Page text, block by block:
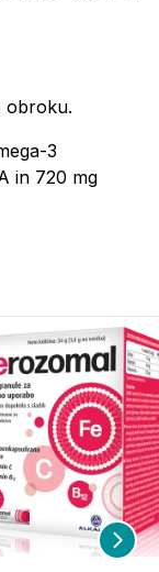
obroku.
3
in 720 mg